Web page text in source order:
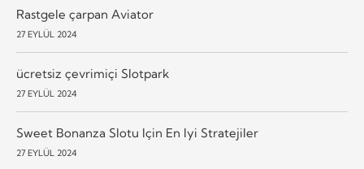
Rastgele çarpan Aviator
27 EYLÜL 2024
ücretsiz çevrimiçi Slotpark
27 EYLÜL 2024
Sweet Bonanza Slotu Için En Iyi Stratejiler
27 EYLÜL 2024